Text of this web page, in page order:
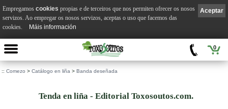
0
:: Comezo > Catálogo en liña > Banda deseñada
Tenda en liña - Editorial Toxosoutos.com.
Aceptar
Empregamos cookies propias e de terceiros que nos permiten ofrecer os nosos
servizos. Ao empregar os nosos servizos, aceptas o uso que facemos das
cookies.
Máis información